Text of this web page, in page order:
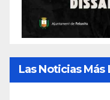
Las Noticias Más